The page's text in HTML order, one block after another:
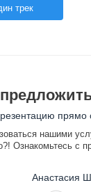
трек
прямо
нашими
Ознакомьтесь с
Анастасия